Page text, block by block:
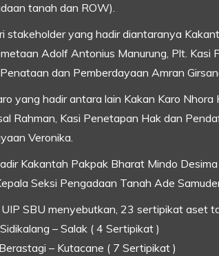
tanah dan ROW).
stakeholder yang hadir diantaranya
Adolf Antonius Manurung, Plt.
dan Pemberdayaan Amran
yang hadir antara lain Kakan Karo
Rahman, Kasi Penetapan Hak dan
Veronika.
Kakantah Pakpak Bharat Mindo
Seksi Pengadaan Tanah Ade
SBU menyebutkan, 23 sertipikat aset
– Salak ( 4 Sertipikat )
– Kutacane ( 7 Sertipikat )